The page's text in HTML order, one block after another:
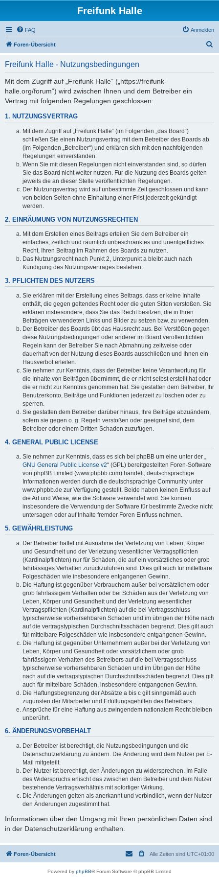
Freifunk Halle
FAQ Anmelden
Foren-Übersicht
Freifunk Halle - Nutzungsbedingungen
Mit dem Zugriff auf „Freifunk Halle“ („https://freifunk-
halle.org/forum“) wird zwischen Ihnen und dem Betreiber ein
Vertrag mit folgenden Regelungen geschlossen:
1. NUTZUNGSVERTRAG
Mit dem Zugriff auf „Freifunk Halle“ (im Folgenden „das Board“)
schließen Sie einen Nutzungsvertrag mit dem Betreiber des Boards ab
(im Folgenden „Betreiber“) und erklären sich mit den nachfolgenden
Regelungen einverstanden.
Wenn Sie mit diesen Regelungen nicht einverstanden sind, so dürfen
Sie das Board nicht weiter nutzen. Für die Nutzung des Boards gelten
jeweils die an dieser Stelle veröffentlichten Regelungen.
Der Nutzungsvertrag wird auf unbestimmte Zeit geschlossen und kann
von beiden Seiten ohne Einhaltung einer Frist jederzeit gekündigt
werden.
2. EINRÄUMUNG VON NUTZUNGSRECHTEN
Mit dem Erstellen eines Beitrags erteilen Sie dem Betreiber ein
einfaches, zeitlich und räumlich unbeschränktes und unentgeltliches
Recht, Ihren Beitrag im Rahmen des Boards zu nutzen.
Das Nutzungsrecht nach Punkt 2, Unterpunkt a bleibt auch nach
Kündigung des Nutzungsvertrages bestehen.
3. PFLICHTEN DES NUTZERS
Sie erklären mit der Erstellung eines Beitrags, dass er keine Inhalte
enthält, die gegen geltendes Recht oder die guten Sitten verstoßen. Sie
erklären insbesondere, dass Sie das Recht besitzen, die in Ihren
Beiträgen verwendeten Links und Bilder zu setzen bzw. zu verwenden.
Der Betreiber des Boards übt das Hausrecht aus. Bei Verstößen gegen
diese Nutzungsbedingungen oder anderer im Board veröffentlichten
Regeln kann der Betreiber Sie nach Abmahnung zeitweise oder
dauerhaft von der Nutzung dieses Boards ausschließen und Ihnen ein
Hausverbot erteilen.
Sie nehmen zur Kenntnis, dass der Betreiber keine Verantwortung für
die Inhalte von Beiträgen übernimmt, die er nicht selbst erstellt hat oder
die er nicht zur Kenntnis genommen hat. Sie gestatten dem Betreiber, Ihr
Benutzerkonto, Beiträge und Funktionen jederzeit zu löschen oder zu
sperren.
Sie gestatten dem Betreiber darüber hinaus, Ihre Beiträge abzuändern,
sofern sie gegen o. g. Regeln verstoßen oder geeignet sind, dem
Betreiber oder einem Dritten Schaden zuzufügen.
4. GENERAL PUBLIC LICENSE
Sie nehmen zur Kenntnis, dass es sich bei phpBB um eine unter der „
GNU General Public License v2“ (GPL) bereitgestellten Foren-Software
von phpBB Limited (www.phpbb.com) handelt; deutschsprachige
Informationen werden durch die deutschsprachige Community unter
www.phpbb.de zur Verfügung gestellt. Beide haben keinen Einfluss auf
die Art und Weise, wie die Software verwendet wird. Sie können
insbesondere die Verwendung der Software für bestimmte Zwecke nicht
untersagen oder auf Inhalte fremder Foren Einfluss nehmen.
5. GEWÄHRLEISTUNG
Der Betreiber haftet mit Ausnahme der Verletzung von Leben, Körper
und Gesundheit und der Verletzung wesentlicher Vertragspflichten
(Kardinalpflichten) nur für Schäden, die auf ein vorsätzliches oder grob
fahrlässiges Verhalten zurückzuführen sind. Dies gilt auch für mittelbare
Folgeschäden wie insbesondere entgangenen Gewinn.
Die Haftung ist gegenüber Verbrauchern außer bei vorsätzlichem oder
grob fahrlässigem Verhalten oder bei Schäden aus der Verletzung von
Leben, Körper und Gesundheit und der Verletzung wesentlicher
Vertragspflichten (Kardinalpflichten) auf die bei Vertragsschluss
typischerweise vorhersehbaren Schäden und im übrigen der Höhe nach
auf die vertragstypischen Durchschnittsschäden begrenzt. Dies gilt auch
für mittelbare Folgeschäden wie insbesondere entgangenen Gewinn.
Die Haftung ist gegenüber Unternehmern außer bei der Verletzung von
Leben, Körper und Gesundheit oder vorsätzlichem oder grob
fahrlässigem Verhalten des Betreibers auf die bei Vertragsschluss
typischerweise vorhersehbaren Schäden und im Übrigen der Höhe
nach auf die vertragstypischen Durchschnittsschäden begrenzt. Dies gilt
auch für mittelbare Schäden, insbesondere entgangenen Gewinn.
Die Haftungsbegrenzung der Absätze a bis c gilt sinngemäß auch
zugunsten der Mitarbeiter und Erfüllungsgehilfen des Betreibers.
Ansprüche für eine Haftung aus zwingendem nationalem Recht bleiben
unberührt.
6. ÄNDERUNGSVORBEHALT
Der Betreiber ist berechtigt, die Nutzungsbedingungen und die
Datenschutzerklärung zu ändern. Die Änderung wird dem Nutzer per E-
Mail mitgeteilt.
Der Nutzer ist berechtigt, den Änderungen zu widersprechen. Im Falle
des Widerspruchs erlischt das zwischen dem Betreiber und dem Nutzer
bestehende Vertragsverhältnis mit sofortiger Wirkung.
Die Änderungen gelten als anerkannt und verbindlich, wenn der Nutzer
den Änderungen zugestimmt hat.
Informationen über den Umgang mit Ihren persönlichen Daten sind
in der Datenschutzerklärung enthalten.
Foren-Übersicht Alle Zeiten sind UTC+01:00
Powered by phpBB® Forum Software © phpBB Limited